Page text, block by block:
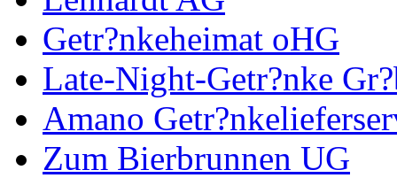
Getr?nkeheimat oHG
Late-Night-Getr?nke
Amano
Zum Bierbrunnen UG